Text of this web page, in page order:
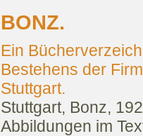
BONZ.
Ein
Bestehens der
Stuttgart.
Stuttgart, Bonz,
Abbildungen im